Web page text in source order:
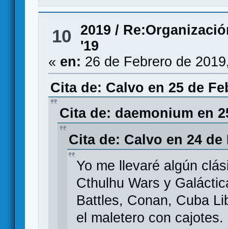
10 2019 /
'19
« en: 26 de Febrero de
Cita de: Calvo en 25 de
Cita de: daemonium en
Cita de: Calvo en 24 de
Yo me llevaré algún
Cthulhu Wars y
Battles, Conan, Cuba
el maletero con cajotes.